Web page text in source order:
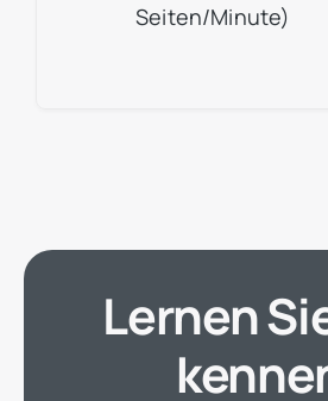
Seiten/Minute)
Lernen